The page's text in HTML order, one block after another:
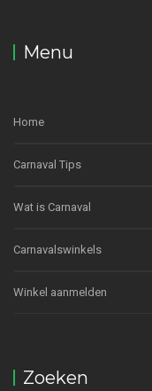
Menu
Home
Carnaval Tips
Wat is Carnaval
Carnavalswinkels
Winkel aanmelden
Zoeken